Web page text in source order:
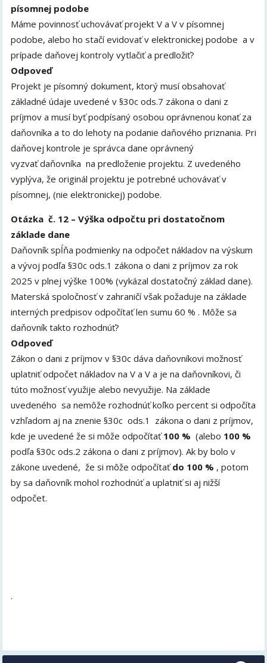
písomnej podobe
Máme povinnosť uchovávať projekt V a V v písomnej
podobe, alebo ho stačí evidovať v elektronickej podobe a v
prípade daňovej kontroly vytlačiť a predložiť?
Odpoveď
Projekt je písomný dokument, ktorý musí obsahovať
základné údaje uvedené v §30c ods.7 zákona o dani z
príjmov a musí byť podpísaný osobou oprávnenou konať za
daňovníka a to do lehoty na podanie daňového priznania. Pri
daňovej kontrole je správca dane oprávnený
vyzvať daňovníka na predloženie projektu. Z uvedeného
vyplýva, že originál projektu je potrebné uchovávať v
písomnej, (nie elektronickej) podobe.
Otázka č. 12 – Výška odpočtu pri dostatočnom
základe dane
Daňovník spĺňa podmienky na odpočet nákladov na výskum
a vývoj podľa §30c ods.1 zákona o dani z príjmov za rok
2025 v plnej výške 100% (vykázal dostatočný základ dane).
Materská spoločnosť v zahraničí však požaduje na základe
interných predpisov odpočítať len sumu 60 % . Môže sa
daňovník takto rozhodnúť?
Odpoveď
Zákon o dani z príjmov v §30c dáva daňovníkovi možnosť
uplatniť odpočet nákladov na V a V a je na daňovníkovi, či
túto možnosť využije alebo nevyužije. Na základe
uvedeného sa nemôže rozhodnúť koľko percent si odpočíta
vzhľadom aj na znenie §30c ods.1 zákona o dani z príjmov,
kde je uvedené že si môže odpočítať100 % (alebo 100 %
podľa §30c ods.2 zákona o dani z príjmov). Ak by bolo v
zákone uvedené, že si môže odpočítaťdo 100 % , potom
by sa daňovník mohol rozhodnúť a uplatniť si aj nižší
odpočet.
.